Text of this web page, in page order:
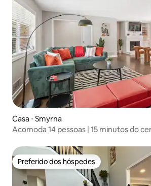
Casa ⋅ Smyrna
Acomoda 14 pessoas | 15 minutos do
Preferido dos hóspedes
Preferido dos hóspedes